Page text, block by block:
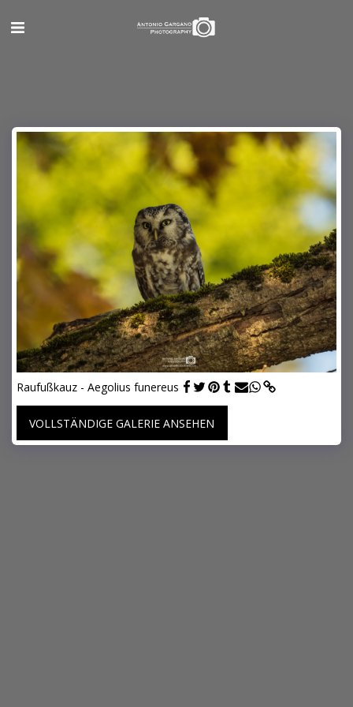
Raufußkauz - Aegolius funereus
VOLLSTÄNDIGE GALERIE ANSEHEN